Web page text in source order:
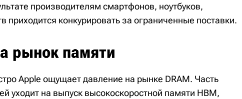
производителям смартфонов, ноутбуков,
приходится конкурировать за ограниченные поставки.
рынок памяти
Apple ощущает давление на рынке DRAM. Часть
уходит на выпуск высокоскоростной памяти HBM,